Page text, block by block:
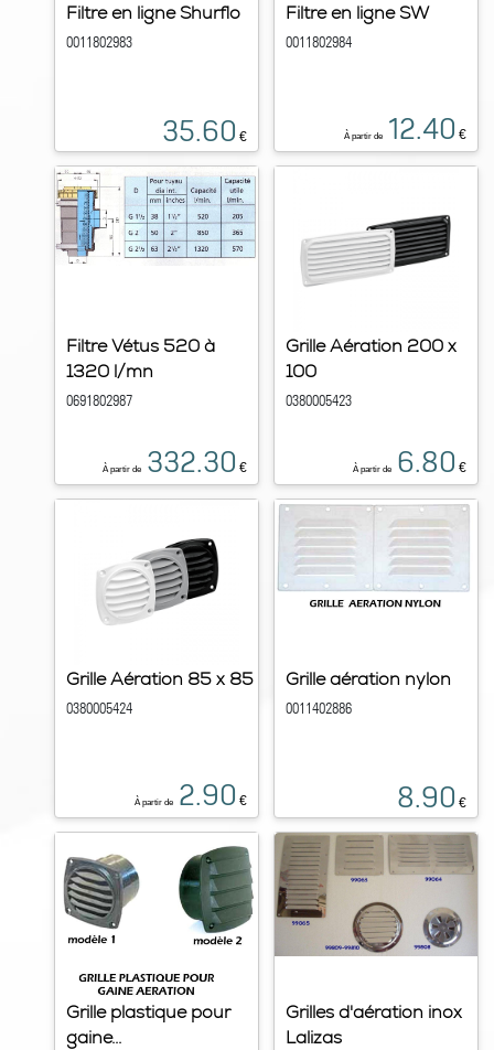
Filtre en ligne Shurflo
0011802983
35.60 €
Filtre en ligne SW
0011802984
À partir de 12.40 €
Filtre Vétus 520 à
1320 l/mn
0691802987
À partir de 332.30 €
Grille Aération 200 x
100
0380005423
À partir de 6.80 €
Grille Aération 85 x 85
0380005424
À partir de 2.90 €
Grille aération nylon
0011402886
8.90 €
Grille plastique pour
gaine...
Grilles d'aération inox
Lalizas